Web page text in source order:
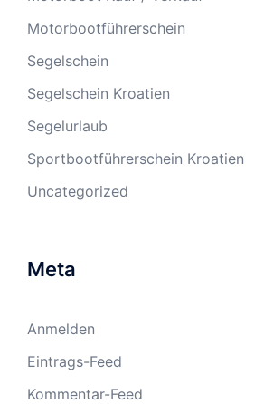
Motorbootführerschein
Segelschein
Segelschein Kroatien
Segelurlaub
Sportbootführerschein Kroatien
Uncategorized
Meta
Anmelden
Eintrags-Feed
Kommentar-Feed